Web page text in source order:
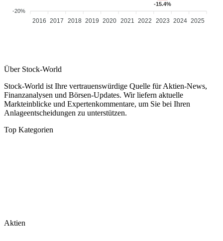
-20%
-15.4%
2016 2017 2018 2019 2020 2021 2022 2023 2024 2025
Über Stock-World
Stock-World ist Ihre vertrauenswürdige Quelle für Aktien-News,
Finanzanalysen und Börsen-Updates. Wir liefern aktuelle
Markteinblicke und Expertenkommentare, um Sie bei Ihren
Anlageentscheidungen zu unterstützen.
Top Kategorien
Aktien